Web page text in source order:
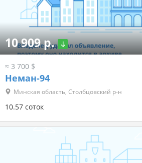
10 909 р.
≈ 3 700 $
Неман-94
Минская область, Столбцовский р-н
10.57 соток